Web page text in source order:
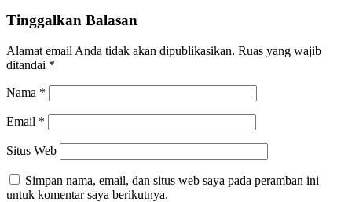
Tinggalkan Balasan
Alamat email Anda tidak akan dipublikasikan. Ruas yang wajib
ditandai *
Nama *
Email *
Situs Web
Simpan nama, email, dan situs web saya pada peramban ini
untuk komentar saya berikutnya.